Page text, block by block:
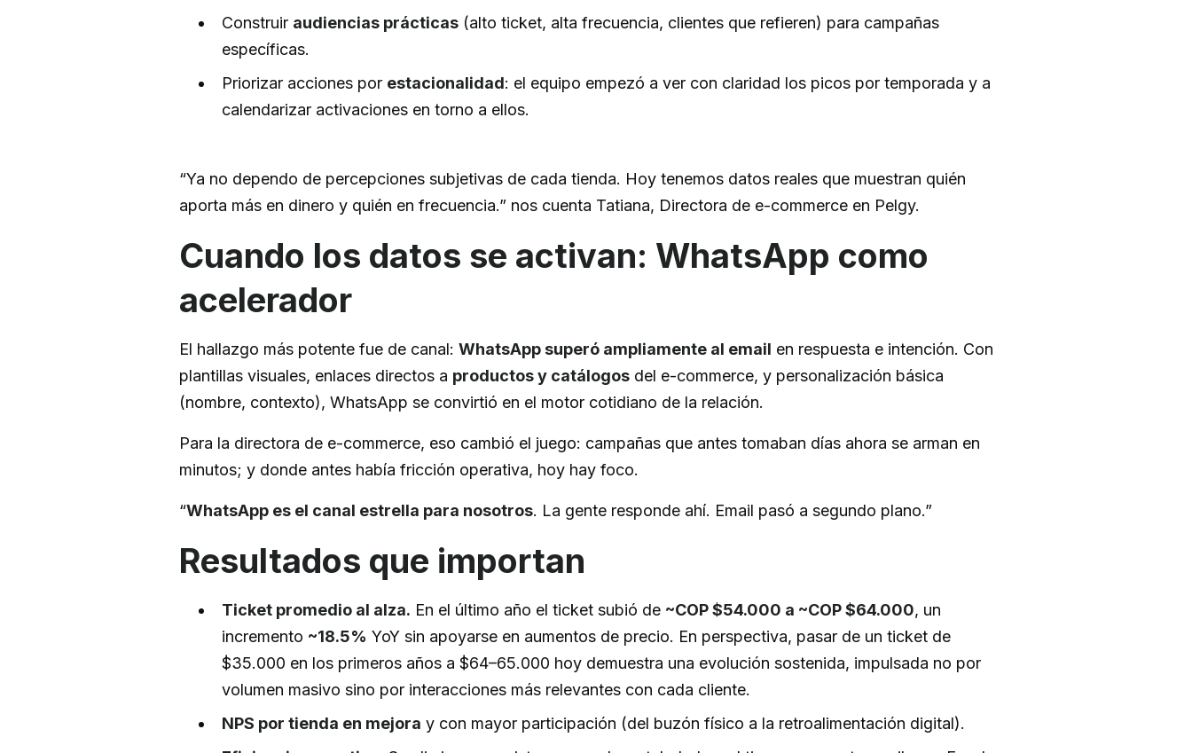
Construir audiencias prácticas (alto ticket, alta frecuencia, clientes que refieren) para campañas
específicas.
Priorizar acciones por estacionalidad: el equipo empezó a ver con claridad los picos por temporada y a
calendarizar activaciones en torno a ellos.
“Ya no dependo de percepciones subjetivas de cada tienda. Hoy tenemos datos reales que muestran quién
aporta más en dinero y quién en frecuencia.” nos cuenta Tatiana, Directora de e-commerce en Pelgy.
Cuando los datos se activan: WhatsApp como
acelerador
El hallazgo más potente fue de canal: WhatsApp superó ampliamente al email en respuesta e intención. Con
plantillas visuales, enlaces directos a productos y catálogos del e-commerce, y personalización básica
(nombre, contexto), WhatsApp se convirtió en el motor cotidiano de la relación.
Para la directora de e-commerce, eso cambió el juego: campañas que antes tomaban días ahora se arman en
minutos; y donde antes había fricción operativa, hoy hay foco.
“WhatsApp es el canal estrella para nosotros. La gente responde ahí. Email pasó a segundo plano.”
Resultados que importan
Ticket promedio al alza. En el último año el ticket subió de ~COP $54.000 a ~COP $64.000, un
incremento ~18.5% YoY sin apoyarse en aumentos de precio. En perspectiva, pasar de un ticket de
$35.000 en los primeros años a $64–65.000 hoy demuestra una evolución sostenida, impulsada no por
volumen masivo sino por interacciones más relevantes con cada cliente.
NPS por tienda en mejora y con mayor participación (del buzón físico a la retroalimentación digital).